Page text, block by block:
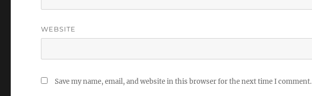
WEBSITE
Save my name, email, and website in this browser for the next time I comment.